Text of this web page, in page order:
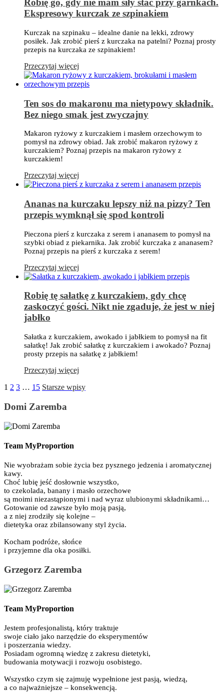
Robię go, gdy nie mam siły stać przy garnkach.
Ekspresowy kurczak ze szpinakiem
Kurczak na szpinaku – idealne danie na lekki, zdrowy
posiłek. Jak zrobić pierś z kurczaka na patelni? Poznaj prosty
przepis na kurczaka ze szpinakiem!
Przeczytaj więcej
Ten sos do makaronu ma nietypowy składnik.
Bez niego smak jest zwyczajny
Makaron ryżowy z kurczakiem i masłem orzechowym to
pomysł na zdrowy obiad. Jak zrobić makaron ryżowy z
kurczakiem? Poznaj przepis na makaron ryżowy z
kurczakiem!
Przeczytaj więcej
Ananas na kurczaku lepszy niż na pizzy? Ten
przepis wymknął się spod kontroli
Pieczona pierś z kurczaka z serem i ananasem to pomysł na
szybki obiad z piekarnika. Jak zrobić kurczaka z ananasem?
Poznaj przepis na pierś z kurczaka z serem!
Przeczytaj więcej
Robię tę sałatkę z kurczakiem, gdy chcę
zaskoczyć gości. Nikt nie zgaduje, że jest w niej
jabłko
Sałatka z kurczakiem, awokado i jabłkiem to pomysł na fit
sałatkę! Jak zrobić sałatkę z kurczakiem i awokado? Poznaj
prosty przepis na sałatkę z jabłkiem!
Przeczytaj więcej
1 2 3 … 15 Starsze wpisy
Domi Zaremba
Team MyProportion
Nie wyobrażam sobie życia bez pysznego jedzenia i aromatycznej
kawy.
Choć lubię jeść dosłownie wszystko,
to czekolada, banany i masło orzechowe
są moimi niezastąpionymi i nad wyraz ulubionymi składnikami…
Gotowanie od zawsze było moją pasją,
a z niej zrodziły się kolejne –
dietetyka oraz zbilansowany styl życia.
Kocham podróże, słońce
i przyjemne dla oka posiłki.
Grzegorz Zaremba
Team MyProportion
Jestem profesjonalistą, który traktuje
swoje ciało jako narzędzie do eksperymentów
i poszerzania wiedzy.
Posiadam ogromną wiedzę z zakresu dietetyki,
budowania motywacji i rozwoju osobistego.
Wszystko czym się zajmuję wypełnione jest pasją, wiedzą,
a co najważniejsze – konsekwencją.